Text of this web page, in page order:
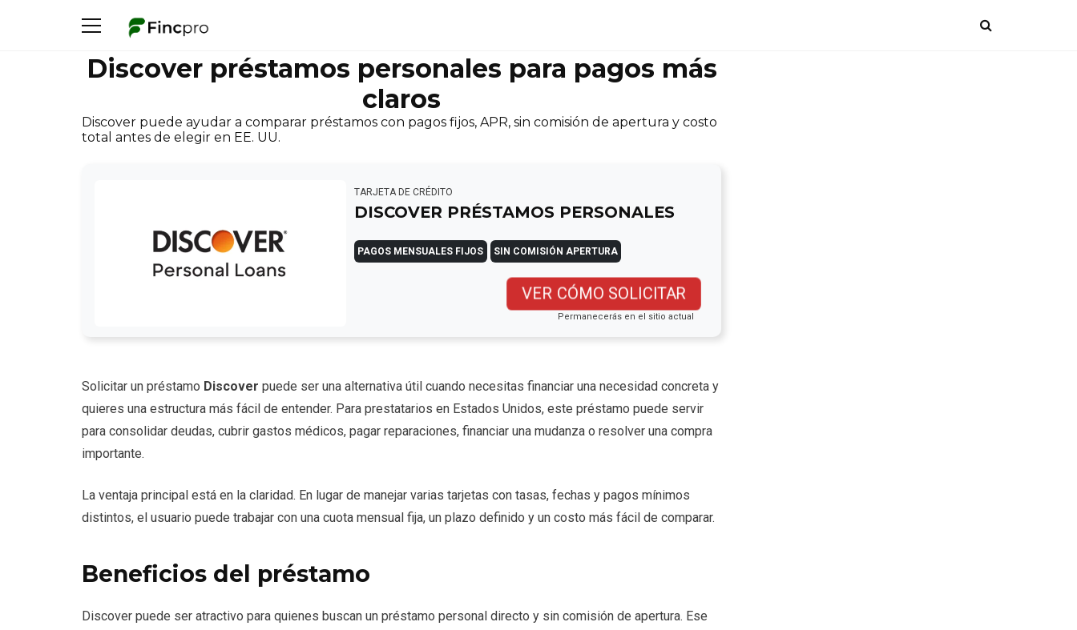
Discover préstamos personales para pagos más
claros
Discover puede ayudar a comparar préstamos con pagos fijos, APR, sin comisión de apertura y costo
total antes de elegir en EE. UU.
TARJETA DE CRÉDITO
DISCOVER PRÉSTAMOS PERSONALES
PAGOS MENSUALES FIJOS SIN COMISIÓN APERTURA
VER CÓMO SOLICITAR
Permanecerás en el sitio actual
Solicitar un préstamo Discover puede ser una alternativa útil cuando necesitas financiar una necesidad concreta y
quieres una estructura más fácil de entender. Para prestatarios en Estados Unidos, este préstamo puede servir
para consolidar deudas, cubrir gastos médicos, pagar reparaciones, financiar una mudanza o resolver una compra
importante.
La ventaja principal está en la claridad. En lugar de manejar varias tarjetas con tasas, fechas y pagos mínimos
distintos, el usuario puede trabajar con una cuota mensual fija, un plazo definido y un costo más fácil de comparar.
Beneficios del préstamo
Discover puede ser atractivo para quienes buscan un préstamo personal directo y sin comisión de apertura. Ese